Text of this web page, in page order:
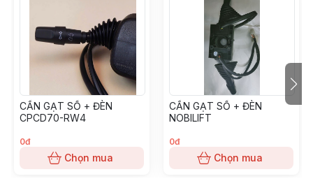
CẦN GẠT SỐ + ĐÈN
CPCD70-RW4
0đ
Chọn mua
CẦN GẠT SỐ + ĐÈN
NOBILIFT
0đ
Chọn mua